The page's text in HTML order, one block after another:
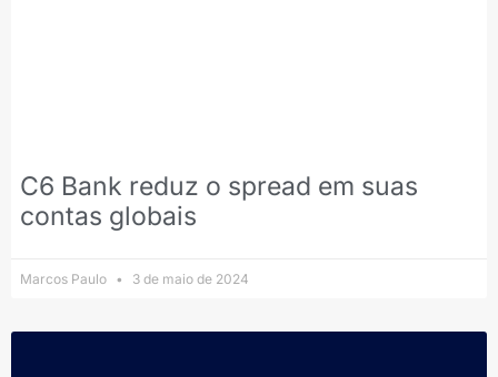
C6 Bank reduz o spread em suas
contas globais
Marcos Paulo 3 de maio de 2024